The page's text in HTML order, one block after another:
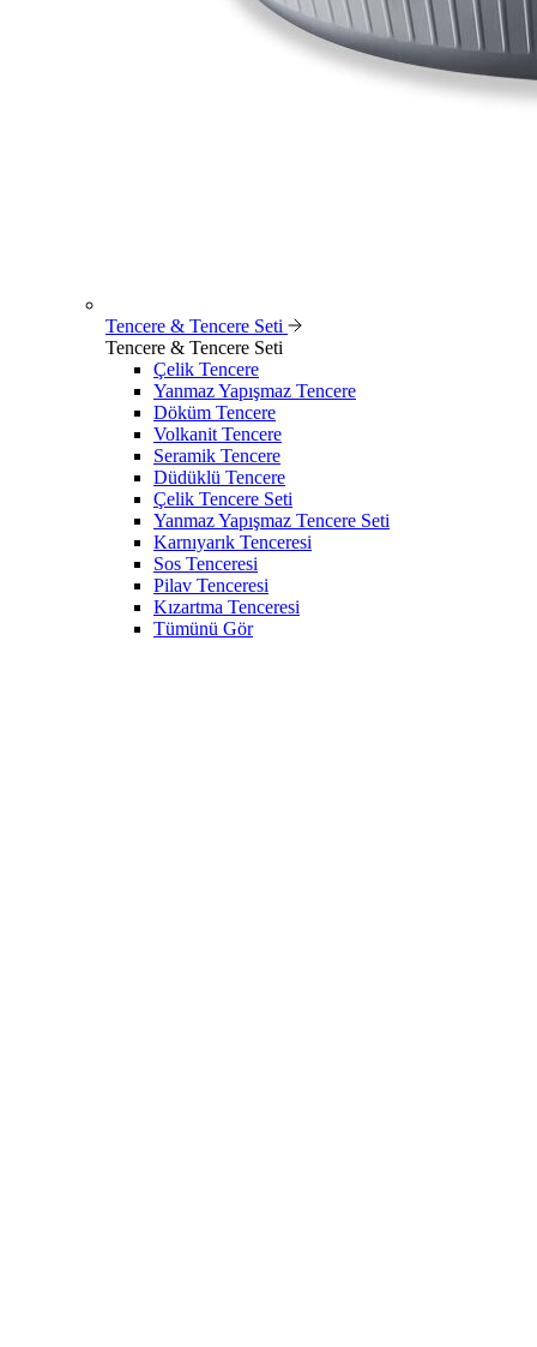
Tencere & Tencere Seti
Tencere & Tencere Seti
Çelik Tencere
Yanmaz Yapışmaz Tencere
Döküm Tencere
Volkanit Tencere
Seramik Tencere
Düdüklü Tencere
Çelik Tencere Seti
Yanmaz Yapışmaz Tencere Seti
Karnıyarık Tenceresi
Sos Tenceresi
Pilav Tenceresi
Kızartma Tenceresi
Tümünü Gör